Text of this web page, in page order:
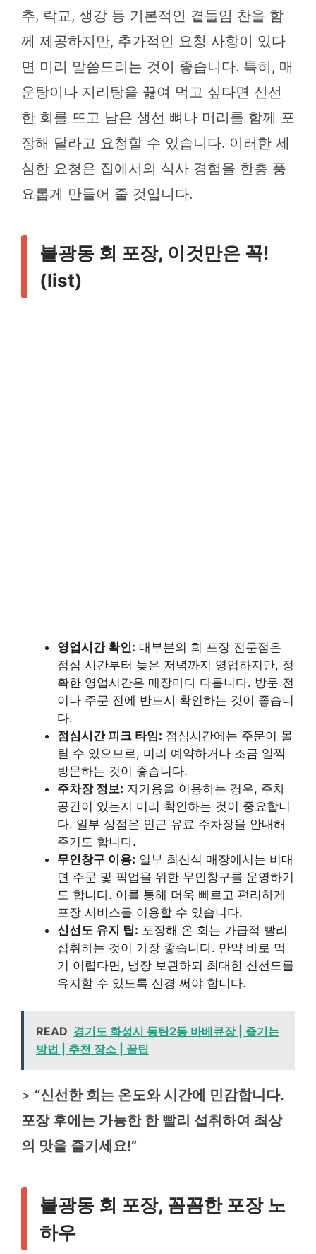
추, 락교, 생강 등 기본적인 곁들임 찬을 함
께 제공하지만, 추가적인 요청 사항이 있다
면 미리 말씀드리는 것이 좋습니다. 특히, 매
운탕이나 지리탕을 끓여 먹고 싶다면 신선
한 회를 뜨고 남은 생선 뼈나 머리를 함께 포
장해 달라고 요청할 수 있습니다. 이러한 세
심한 요청은 집에서의 식사 경험을 한층 풍
요롭게 만들어 줄 것입니다.
불광동 회 포장, 이것만은 꼭!
(list)
영업시간 확인: 대부분의 회 포장 전문점은
점심 시간부터 늦은 저녁까지 영업하지만, 정
확한 영업시간은 매장마다 다릅니다. 방문 전
이나 주문 전에 반드시 확인하는 것이 좋습니
다.
점심시간 피크 타임: 점심시간에는 주문이 몰
릴 수 있으므로, 미리 예약하거나 조금 일찍
방문하는 것이 좋습니다.
주차장 정보: 자가용을 이용하는 경우, 주차
공간이 있는지 미리 확인하는 것이 중요합니
다. 일부 상점은 인근 유료 주차장을 안내해
주기도 합니다.
무인창구 이용: 일부 최신식 매장에서는 비대
면 주문 및 픽업을 위한 무인창구를 운영하기
도 합니다. 이를 통해 더욱 빠르고 편리하게
포장 서비스를 이용할 수 있습니다.
신선도 유지 팁: 포장해 온 회는 가급적 빨리
섭취하는 것이 가장 좋습니다. 만약 바로 먹
기 어렵다면, 냉장 보관하되 최대한 신선도를
유지할 수 있도록 신경 써야 합니다.
READ 경기도 화성시 동탄2동 바베큐장 | 즐기는
방법 | 추천 장소 | 꿀팁
> “신선한 회는 온도와 시간에 민감합니다.
포장 후에는 가능한 한 빨리 섭취하여 최상
의 맛을 즐기세요!”
불광동 회 포장, 꼼꼼한 포장 노
하우